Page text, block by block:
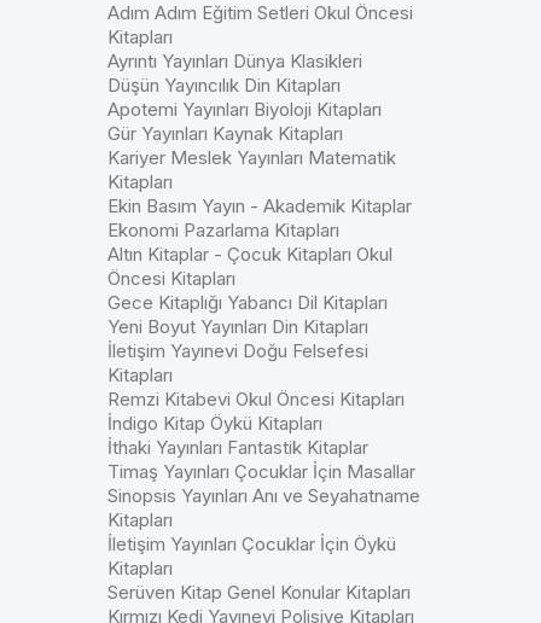
Adım Adım Eğitim Setleri Okul Öncesi
Kitapları
Ayrıntı Yayınları Dünya Klasikleri
Düşün Yayıncılık Din Kitapları
Apotemi Yayınları Biyoloji Kitapları
Gür Yayınları Kaynak Kitapları
Kariyer Meslek Yayınları Matematik
Kitapları
Ekin Basım Yayın - Akademik Kitaplar
Ekonomi Pazarlama Kitapları
Altın Kitaplar - Çocuk Kitapları Okul
Öncesi Kitapları
Gece Kitaplığı Yabancı Dil Kitapları
Yeni Boyut Yayınları Din Kitapları
İletişim Yayınevi Doğu Felsefesi
Kitapları
Remzi Kitabevi Okul Öncesi Kitapları
İndigo Kitap Öykü Kitapları
İthaki Yayınları Fantastik Kitaplar
Timaş Yayınları Çocuklar İçin Masallar
Sinopsis Yayınları Anı ve Seyahatname
Kitapları
İletişim Yayınları Çocuklar İçin Öykü
Kitapları
Serüven Kitap Genel Konular Kitapları
Kırmızı Kedi Yayınevi Polisiye Kitapları